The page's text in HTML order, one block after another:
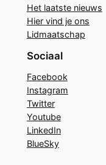
Het laatste nieuws
Hier vind je ons
Lidmaatschap
Sociaal
Facebook
Instagram
Twitter
Youtube
LinkedIn
BlueSky